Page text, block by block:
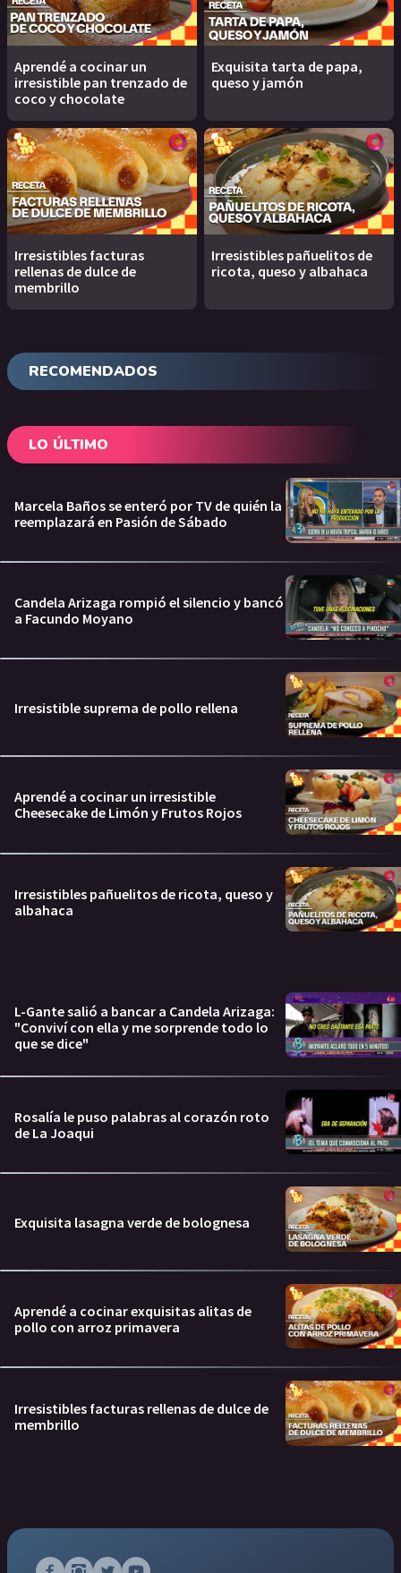
Aprendé a cocinar un
irresistible pan trenzado de
coco y chocolate
Exquisita tarta de papa,
queso y jamón
Irresistibles facturas
rellenas de dulce de
membrillo
Irresistibles pañuelitos de
ricota, queso y albahaca
RECOMENDADOS
LO ÚLTIMO
Marcela Baños se enteró por TV de quién la
reemplazará en Pasión de Sábado
Candela Arizaga rompió el silencio y bancó
a Facundo Moyano
Irresistible suprema de pollo rellena
Aprendé a cocinar un irresistible
Cheesecake de Limón y Frutos Rojos
Irresistibles pañuelitos de ricota, queso y
albahaca
L-Gante salió a bancar a Candela Arizaga:
"Conviví con ella y me sorprende todo lo
que se dice"
Rosalía le puso palabras al corazón roto
de La Joaqui
Exquisita lasagna verde de bolognesa
Aprendé a cocinar exquisitas alitas de
pollo con arroz primavera
Irresistibles facturas rellenas de dulce de
membrillo